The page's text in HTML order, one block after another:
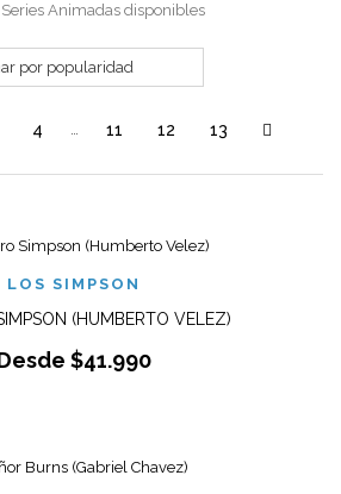
Animadas disponibles
4 … 11 12 13
LOS SIMPSON
(HUMBERTO VELEZ)
$41.990